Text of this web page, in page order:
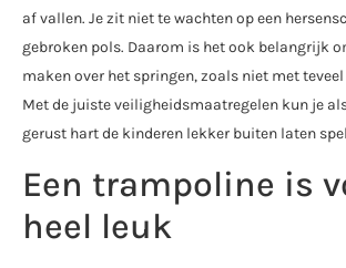
af vallen. Je zit niet te wachten op een
gebroken pols. Daarom is het ook belangrijk
maken over het springen, zoals niet met
Met de juiste veiligheidsmaatregelen kun je
gerust hart de kinderen lekker buiten laten
Een trampoline is
heel leuk